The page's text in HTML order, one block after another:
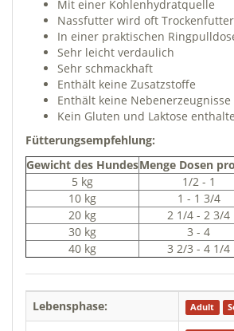
Mit einer Kohlenhydratquelle
Nassfutter wird oft
In einer praktischen
Sehr leicht verdaulich
Sehr schmackhaft
Enthält keine Zusatzstoffe
Enthält keine Nebenerzeugnisse
Kein Gluten und Laktose
Fütterungsempfehlung:
Gewicht des HundesMenge Dosen
5 kg
1/2 - 1
10 kg
1 - 1 3/4
20 kg
2 1/4 - 2 3/4
30 kg
3 - 4
40 kg
3 2/3 - 4 1/4
Lebensphase: Adult